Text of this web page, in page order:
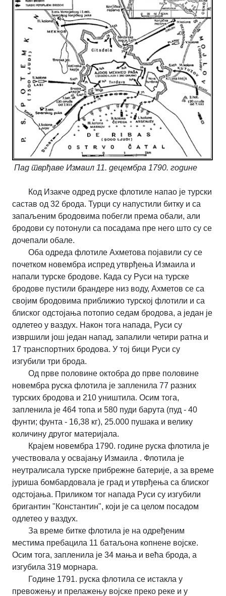
Пад тврђаве Измаил 11. децембра 1790. године
Код Изакче одред руске флотиле напао је турски
састав од 32 брода. Турци су напустили битку и са
запаљеним бродовима побегли према обали, али
бродови су потонули са посадама пре него што су се
дочепали обале.
Оба одреда флотиле Ахметова појавили су се
почетком новембра испред утврђења Измаила и
напали турске бродове. Када су Руси на турске
бродове пустили брандере низ воду, Ахметов се са
својим бродовима приближио турској флотили и са
блиског одстојања потопио седам бродова, а један је
одлетео у ваздух. Након тога напада, Руси су
извршили још један напад, запалили четири ратна и
17 транспортних бродова. У тој бици Руси су
изгубили три брода.
Од прве половине октобра до прве половине
новембра руска флотила је запленила 77 разних
турских бродова и 210 уништила. Осим тога,
запленила је 464 топа и 580 пуди барута (пуд - 40
фунти; фунта - 16,38 кг), 25.000 пушака и велику
количину другог материјала.
Крајем новембра 1790. године руска флотила је
учествовала у освајању Измаила . Флотила је
неутралисала турске прибрежне батерије, а за време
јуриша бомбардовала је град и утврђења са блиског
одстојања. Приликом тог напада Руси су изгубили
бригантин "Константин", који је са целом посадом
одлетео у ваздух.
За време битке флотила је на одређеним
местима пребацила 11 батаљона копнене војске.
Осим тога, запленила је 34 мања и већа брода, а
изгубила 319 морнара.
Године 1791. руска флотила се истакла у
превожењу и прелажењу војске преко реке и у